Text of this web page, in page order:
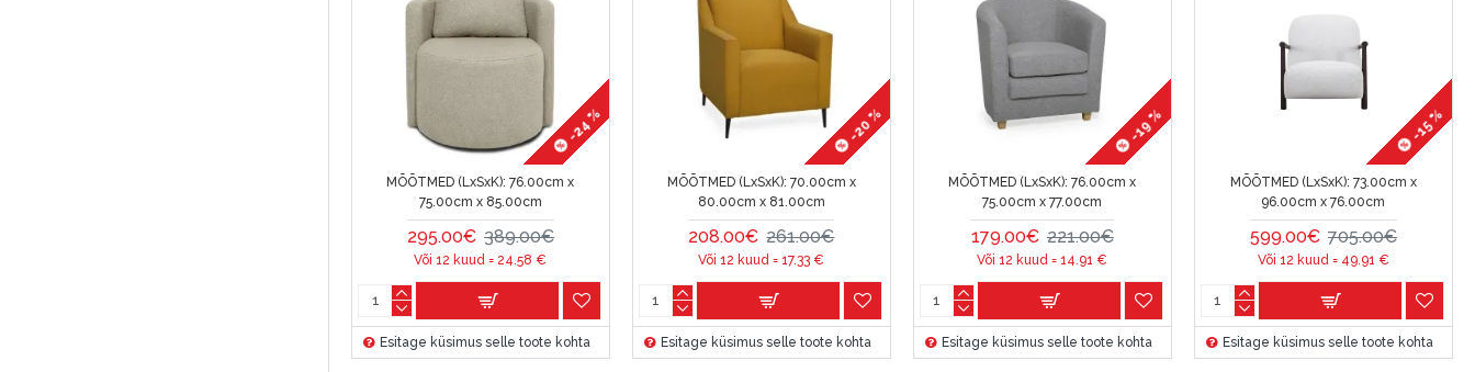
-24 %
MÕÕTMED (LxSxK): 76.00cm x
75.00cm x 85.00cm
295.00€ 389.00€
Või 12 kuud =24.58 €
Esitage küsimus selle toote kohta
-20 %
MÕÕTMED (LxSxK): 70.00cm x
80.00cm x 81.00cm
208.00€ 261.00€
Või 12 kuud =17.33 €
Esitage küsimus selle toote kohta
-19 %
MÕÕTMED (LxSxK): 76.00cm x
75.00cm x 77.00cm
179.00€ 221.00€
Või 12 kuud =14.91 €
Esitage küsimus selle toote kohta
-15 %
MÕÕTMED (LxSxK): 73.00cm x
96.00cm x 76.00cm
599.00€ 705.00€
Või 12 kuud = 49.91 €
Esitage küsimus selle toote kohta